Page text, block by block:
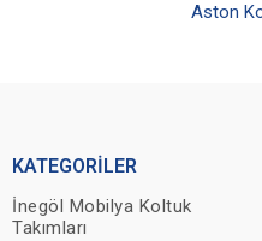
Aston
KATEGORİLER
İnegöl Mobilya Koltuk
Takımları